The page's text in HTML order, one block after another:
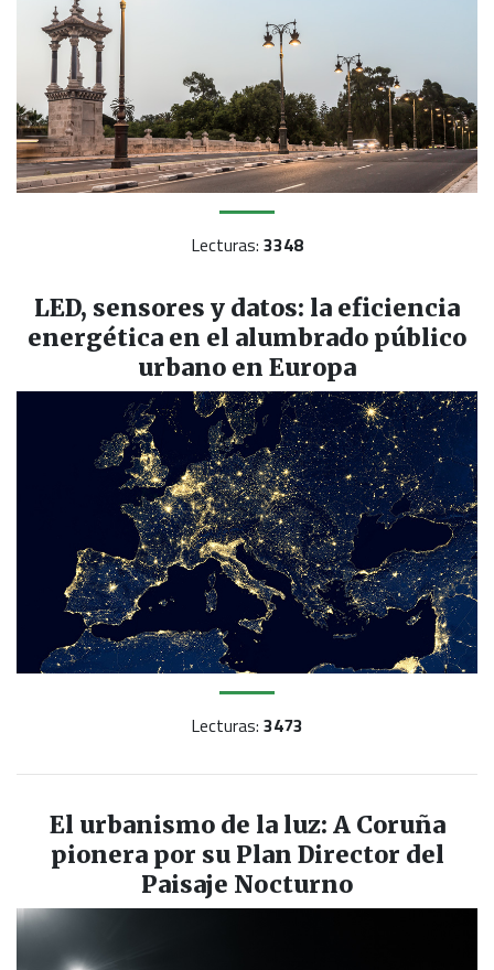
Lecturas: 3348
LED, sensores y datos: la eficiencia
energética en el alumbrado público
urbano en Europa
Lecturas: 3473
El urbanismo de la luz: A Coruña
pionera por su Plan Director del
Paisaje Nocturno